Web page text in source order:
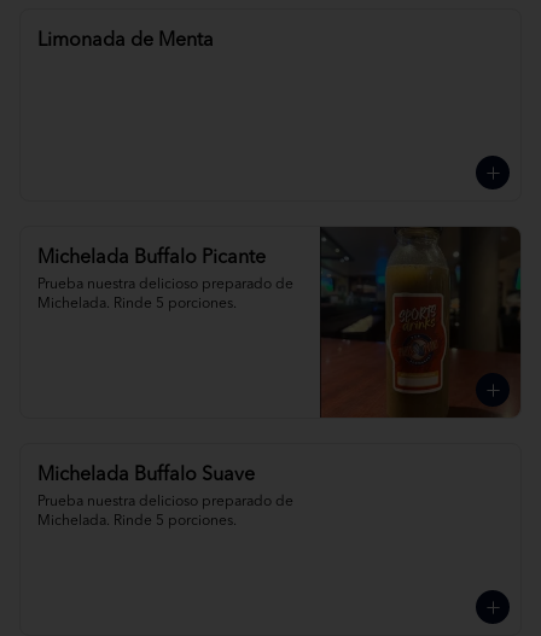
Limonada de Menta
Michelada Buffalo Picante
Prueba nuestra delicioso preparado de
Michelada. Rinde 5 porciones.
Michelada Buffalo Suave
Prueba nuestra delicioso preparado de
Michelada. Rinde 5 porciones.